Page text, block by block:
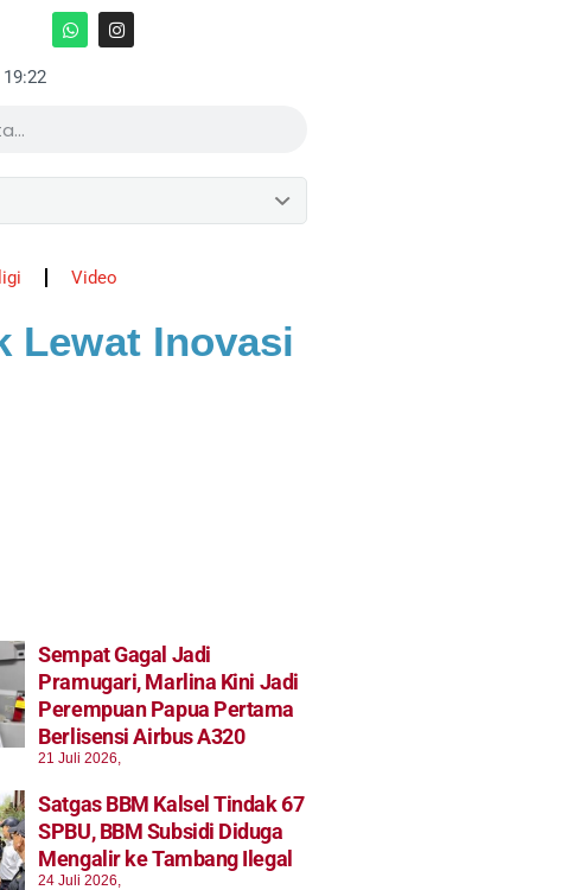
Video
Lewat Inovasi
Sempat Gagal Jadi
Pramugari, Marlina Kini Jadi
Perempuan Papua Pertama
Berlisensi Airbus A320
21 Juli 2026,
Satgas BBM Kalsel Tindak 67
SPBU, BBM Subsidi Diduga
Mengalir ke Tambang Ilegal
24 Juli 2026,